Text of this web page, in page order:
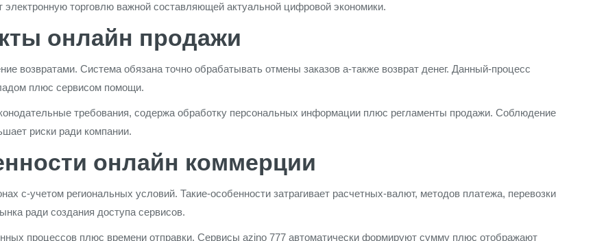
торговлю важной составляющей актуальной цифровой экономики.
онлайн продажи
возвратами. Система обязана точно обрабатывать отмены заказов а-также возврат денег. Данный-процесс
плюс сервисом помощи.
требования, содержа обработку персональных информации плюс регламенты продажи. Соблюдение
риски ради компании.
онлайн коммерции
с-учетом региональных условий. Такие-особенности затрагивает расчетных-валют, методов платежа, перевозки
ради создания доступа сервисов.
процессов плюс времени отправки. Сервисы azino 777 автоматически формируют сумму плюс отображают